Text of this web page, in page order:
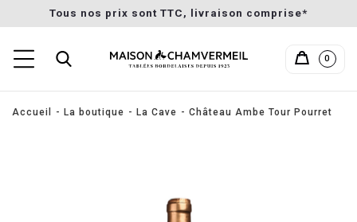
Tous nos prix sont TTC, livraison comprise*
0
Accueil La boutique La Cave Château Ambe Tour Pourret